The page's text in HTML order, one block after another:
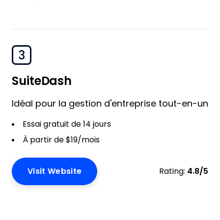
3
SuiteDash
Idéal pour la gestion d'entreprise tout-en-un
Essai gratuit de 14 jours
À partir de $19/mois
Visit Website Rating: 4.8/5